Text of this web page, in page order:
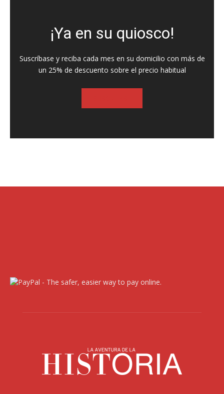
¡Ya en su quiosco!
Suscríbase y reciba cada mes en su domicilio con más de
un 25% de descuento sobre el precio habitual